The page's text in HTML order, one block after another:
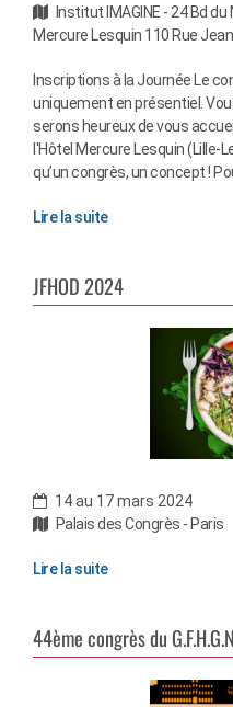
Institut IMAGINE - 24 Bd
Mercure Lesquin 110 Rue
Inscriptions à la Journée Le
uniquement en présentiel.
serons heureux de vous
l'Hôtel Mercure Lesquin (Lille-
qu’un congrès, un concept !
Lire la suite
JFHOD 2024
14 au 17 mars 2024
Palais des Congrès - Paris
Lire la suite
44ème congrès du